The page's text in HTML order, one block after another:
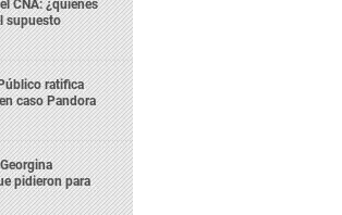
CNA: ¿quiénes
supuesto
ratifica
caso Pandora
pidieron para